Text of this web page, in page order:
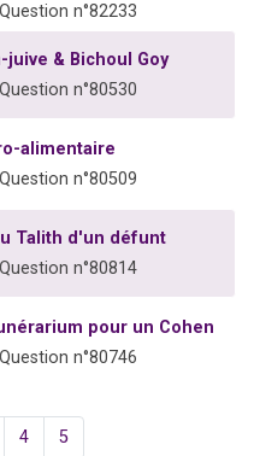
n°82233
& Bichoul Goy
n°80530
alimentaire
n°80509
Talith d'un défunt
n°80814
pour un Cohen
n°80746
4 5